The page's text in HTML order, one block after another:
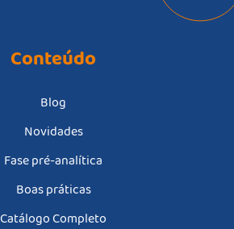
Conteúdo
Blog
Novidades
Fase pré-analítica
Boas práticas
Catálogo Completo